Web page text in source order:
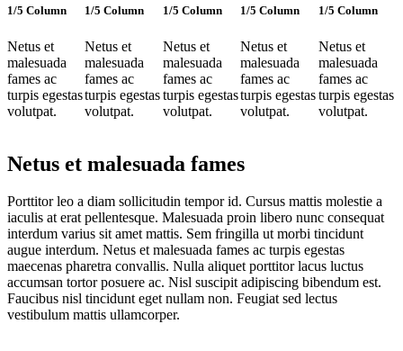
1/5 Column
Netus et
malesuada
fames ac
turpis egestas
volutpat.
1/5 Column
Netus et
malesuada
fames ac
turpis egestas
volutpat.
1/5 Column
Netus et
malesuada
fames ac
turpis egestas
volutpat.
1/5 Column
Netus et
malesuada
fames ac
turpis egestas
volutpat.
1/5 Column
Netus et
malesuada
fames ac
turpis egestas
volutpat.
Netus et malesuada fames
Porttitor leo a diam sollicitudin tempor id. Cursus mattis molestie a
iaculis at erat pellentesque. Malesuada proin libero nunc consequat
interdum varius sit amet mattis. Sem fringilla ut morbi tincidunt
augue interdum. Netus et malesuada fames ac turpis egestas
maecenas pharetra convallis. Nulla aliquet porttitor lacus luctus
accumsan tortor posuere ac. Nisl suscipit adipiscing bibendum est.
Faucibus nisl tincidunt eget nullam non. Feugiat sed lectus
vestibulum mattis ullamcorper.